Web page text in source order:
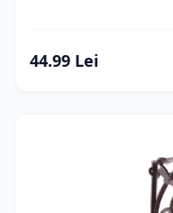
44.99 Lei